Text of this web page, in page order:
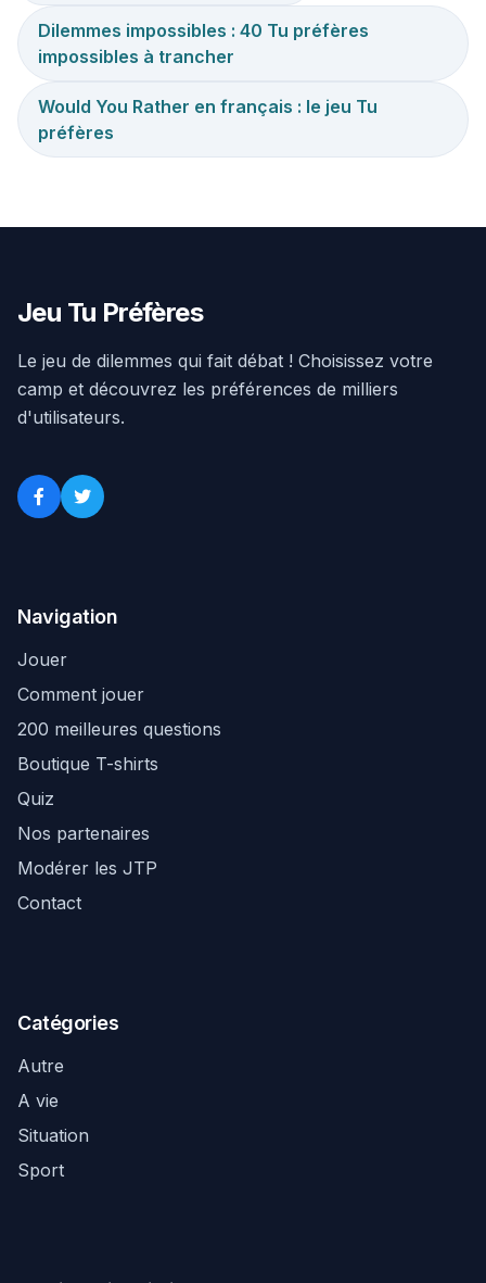
Dilemmes impossibles : 40 Tu préfères
impossibles à trancher
Would You Rather en français : le jeu Tu
préfères
Jeu Tu Préfères
Le jeu de dilemmes qui fait débat ! Choisissez votre
camp et découvrez les préférences de milliers
d'utilisateurs.
Navigation
Jouer
Comment jouer
200 meilleures questions
Boutique T-shirts
Quiz
Nos partenaires
Modérer les JTP
Contact
Catégories
Autre
A vie
Situation
Sport